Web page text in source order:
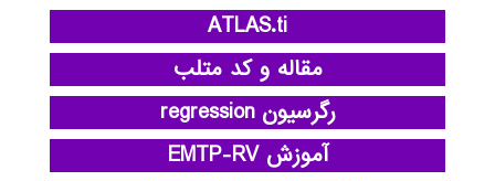
ATLAS.ti
مقاله و کد متلب
رگرسیون regression
آموزش EMTP-RV